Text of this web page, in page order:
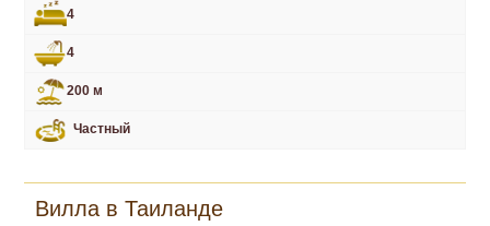
4
4
200 м
Частный
Вилла в Таиланде